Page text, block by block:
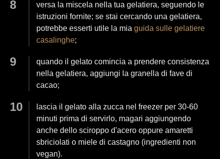
versa la miscela nella tua gelatiera, seguendo le
istruzioni fornite; se stai cercando una gelatiera,
potrebbe esserti utile la mia guida sulle gelatiere
casalinghe;
quando il gelato comincia a prendere consistenza
nella gelatiera, aggiungi la granella di fave di
cacao;
lascia il gelato alla zucca nel freezer per 30-60
minuti prima di servirlo, magari aggiungendo
anche dello sciroppo d'acero oppure amaretti
sbriciolati o miele di castagno (ingredienti non
vegan).